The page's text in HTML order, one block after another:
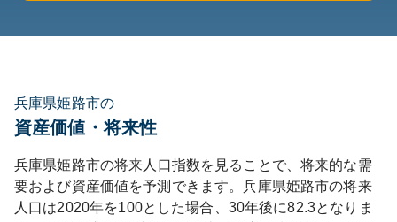
兵庫県姫路市の
資産価値・将来性
兵庫県姫路市の将来人口指数を見ることで、将来的な需
要および資産価値を予測できます。兵庫県姫路市の将来
人口は2020年を100とした場合、30年後に82.3となりま